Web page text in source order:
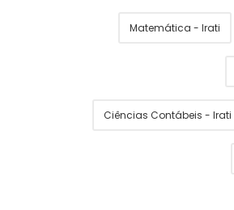
Matemática - Irati
Ciências Contábeis - Irati